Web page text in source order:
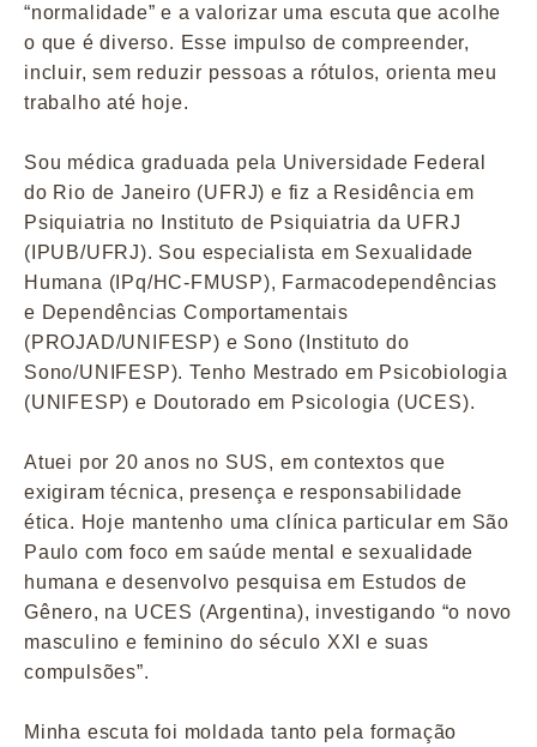
“normalidade” e a valorizar uma escuta que acolhe
o que é diverso. Esse impulso de compreender,
incluir, sem reduzir pessoas a rótulos, orienta meu
trabalho até hoje.
Sou médica graduada pela Universidade Federal
do Rio de Janeiro (UFRJ) e fiz a Residência em
Psiquiatria no Instituto de Psiquiatria da UFRJ
(IPUB/UFRJ). Sou especialista em Sexualidade
Humana (IPq/HC-FMUSP), Farmacodependências
e Dependências Comportamentais
(PROJAD/UNIFESP) e Sono (Instituto do
Sono/UNIFESP). Tenho Mestrado em Psicobiologia
(UNIFESP) e Doutorado em Psicologia (UCES).
Atuei por 20 anos no SUS, em contextos que
exigiram técnica, presença e responsabilidade
ética. Hoje mantenho uma clínica particular em São
Paulo com foco em saúde mental e sexualidade
humana e desenvolvo pesquisa em Estudos de
Gênero, na UCES (Argentina), investigando “o novo
masculino e feminino do século XXI e suas
compulsões”.
Minha escuta foi moldada tanto pela formação